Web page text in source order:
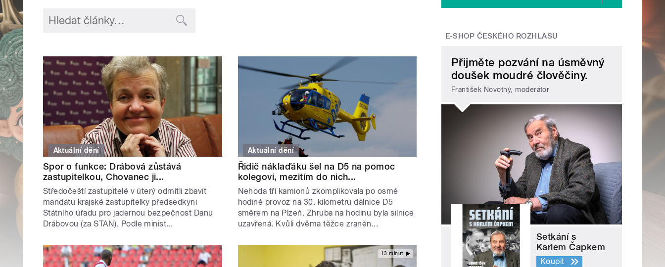
Aktuální dění
Spor o funkce: Drábová zůstává
zastupitelkou, Chovanec ji...
Středočeští zastupitelé v úterý odmítli zbavit
mandátu krajské zastupitelky předsedkyni
Státního úřadu pro jadernou bezpečnost Danu
Drábovou (za STAN). Podle minist...
Aktuální dění
Řidič náklaďáku šel na D5 na pomoc
kolegovi, mezitím do nich...
Nehoda tří kamionů zkomplikovala po osmé
hodině provoz na 30. kilometru dálnice D5
směrem na Plzeň. Zhruba na hodinu byla silnice
uzavřená. Kvůli dvěma těžce zraněn...
13 minut
E-SHOP ČESKÉHO ROZHLASU
Přijměte pozvání na úsměvný
doušek moudré člověčiny.
František Novotný, moderátor
Setkání s
Karlem Čapkem
Koupit